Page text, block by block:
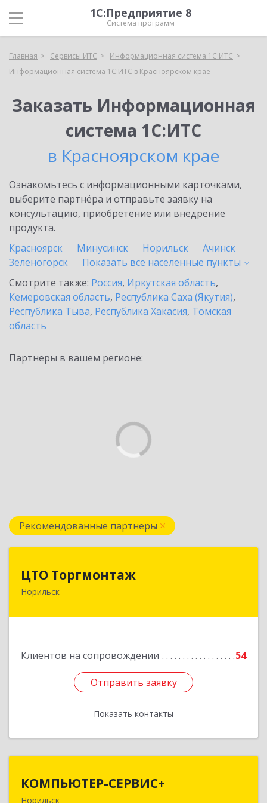
1С:Предприятие 8
Система программ
Главная Сервисы ИТС
Информационная система 1С:ИТС
Информационная система 1С:ИТС в Красноярском крае
Заказать Информационная
система 1С:ИТС
в Красноярском крае
Ознакомьтесь с информационными карточками,
выберите партнёра и отправьте заявку на
консультацию, приобретение или внедрение
продукта.
Красноярск
Минусинск Норильск
Ачинск
Зеленогорск
Показать все населенные пункты
Смотрите также: Россия, Иркутская область,
Кемеровская область, Республика Саха (Якутия),
Республика Тыва, Республика Хакасия, Томская
область
Партнеры в вашем регионе:
Рекомендованные партнеры
ЦТО Торгмонтаж
Норильск
Клиентов на сопровождении 54
Отправить заявку
Показать контакты
663305, Красноярский край, Норильск г,
Отправить заявку
Назад
КОМПЬЮТЕР-СЕРВИС+
Норильск